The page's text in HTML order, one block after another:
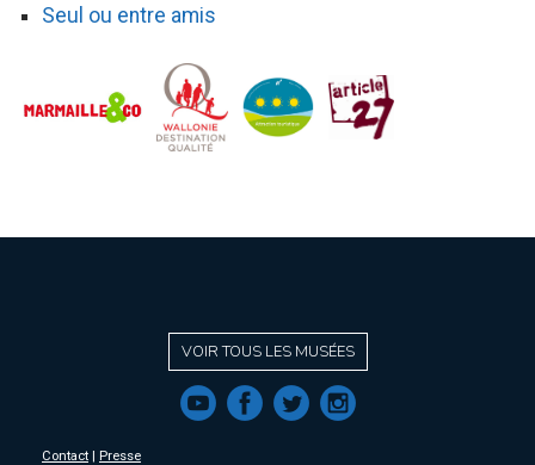
Seul ou entre amis
VOIR TOUS LES MUSÉES
f a b e
Contact | Presse